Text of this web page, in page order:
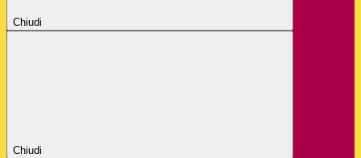
Chiudi
Chiudi